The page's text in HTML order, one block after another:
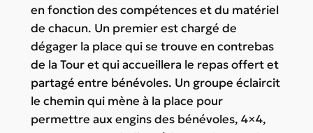
en fonction des compétences et du matériel
de chacun. Un premier est chargé de
dégager la place qui se trouve en contrebas
de la Tour et qui accueillera le repas offert et
partagé entre bénévoles. Un groupe éclaircit
le chemin qui mène à la place pour
permettre aux engins des bénévoles, 4×4,